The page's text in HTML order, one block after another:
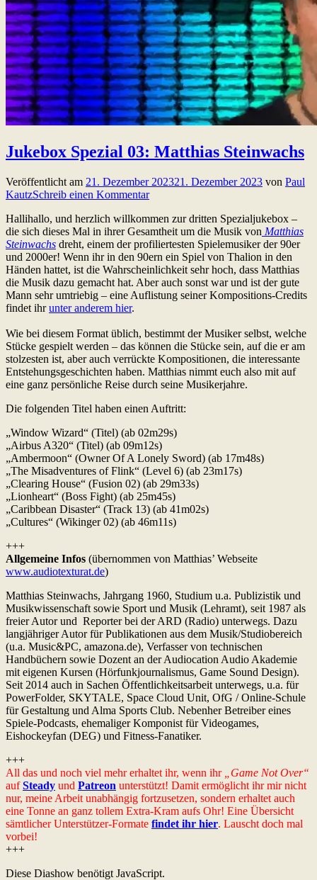
Jukebox Spezial 03: Matthias Steinwachs
Veröffentlicht am 21. Dezember 202321. Dezember 2023 von Paul
KautzSchreib einen Kommentar
Hallihallo, und herzlich willkommen zur dritten Spezialjukebox –
die sich dieses Mal in ihrer Gesamtheit um die Musik von Matthias
Steinwachs dreht, einem der profiliertesten Spielemusiker der 90er
und 2000er! Wenn ihr in den 90ern ein Spiel von Thalion in den
Händen hattet, ist die Wahrscheinlichkeit sehr hoch, dass Matthias
die Musik dazu gemacht hat. Aber auch sonst war und ist der gute
Mann sehr umtriebig – eine Auflistung seiner Kompositions-Credits
findet ihrunter anderem hier.
Wie bei diesem Format üblich, bestimmt der Musiker selbst, welche
Stücke gespielt werden – das können die Stücke sein, auf die er am
stolzesten ist, aber auch verrückte Kompositionen, die interessante
Entstehungsgeschichten haben. Matthias nimmt euch also mit auf
eine ganz persönliche Reise durch seine Musikerjahre.
Die folgenden Titel haben einen Auftritt:
„Window Wizard“ (Titel) (ab 02m29s)
„Airbus A320“ (Titel) (ab 09m12s)
„Ambermoon“ (Owner Of A Lonely Sword) (ab 17m48s)
„The Misadventures of Flink“ (Level 6) (ab 23m17s)
„Clearing House“ (Fusion 02) (ab 29m33s)
„Lionheart“ (Boss Fight) (ab 25m45s)
„Caribbean Disaster“ (Track 13) (ab 41m02s)
„Cultures“ (Wikinger 02) (ab 46m11s)
+++
Allgemeine Infos (übernommen von Matthias’ Webseite
www.audiotexturat.de)
Matthias Steinwachs, Jahrgang 1960, Studium u.a. Publizistik und
Musikwissenschaft sowie Sport und Musik (Lehramt), seit 1987 als
freier Autor und Reporter bei der ARD (Radio) unterwegs. Dazu
langjähriger Autor für Publikationen aus dem Musik/Studiobereich
(u.a. Music&PC, amazona.de), Verfasser von technischen
Handbüchern sowie Dozent an der Audiocation Audio Akademie
mit eigenen Kursen (Hörfunkjournalismus, Game Sound Design).
Seit 2014 auch in Sachen Öffentlichkeitsarbeit unterwegs, u.a. für
PowerFolder, SKYTALE, Space Cloud Unit, OfG / Online-Schule
für Gestaltung und Alma Sports Club. Nebenher Betreiber eines
Spiele-Podcasts, ehemaliger Komponist für Videogames,
Eishockeyfan (DEG) und Fitness-Fanatiker.
+++
All das und noch viel mehr erhaltet ihr, wenn ihr
„Game Not Over“
aufSteady und Patreon unterstützt! Damit ermöglicht ihr mir nicht
nur, meine Arbeit unabhängig fortzusetzen, sondern erhaltet auch
eine Tonne an ganz tollem Extra-Kram aufs Ohr! Eine Übersicht
sämtlicher Unterstützer-Formate findet ihr hier. Lauscht doch mal
vorbei!
+++
Diese Diashow benötigt JavaScript.